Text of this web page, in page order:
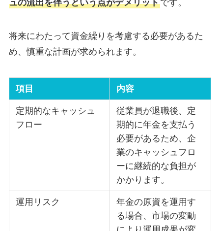
ュの流出を伴うという点がデメリットです。
将来にわたって資金繰りを考慮する必要があるた
め、慎重な計画が求められます。
項目 内容
定期的なキャッシュ
フロー
従業員が退職後、定
期的に年金を支払う
必要があるため、企
業のキャッシュフロ
ーに継続的な負担が
かかります。
運用リスク
年金の原資を運用す
る場合、市場の変動